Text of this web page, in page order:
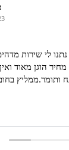
נתנו לי שירות
הוגן מאוד
ותומר.ממליץ